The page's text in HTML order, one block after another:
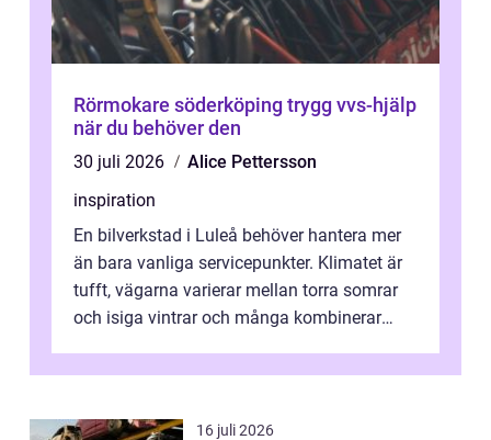
Rörmokare söderköping trygg vvs-hjälp
när du behöver den
30 juli 2026
Alice Pettersson
inspiration
En bilverkstad i Luleå behöver hantera mer
än bara vanliga servicepunkter. Klimatet är
tufft, vägarna varierar mellan torra somrar
och isiga vintrar och många kombinerar
16 juli 2026